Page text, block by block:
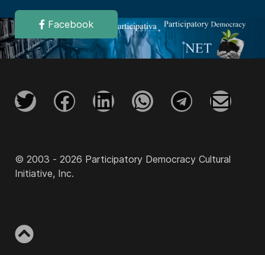
Facebook
© 2003 - 2026 Participatory Democracy Cultural
Initiative, Inc.